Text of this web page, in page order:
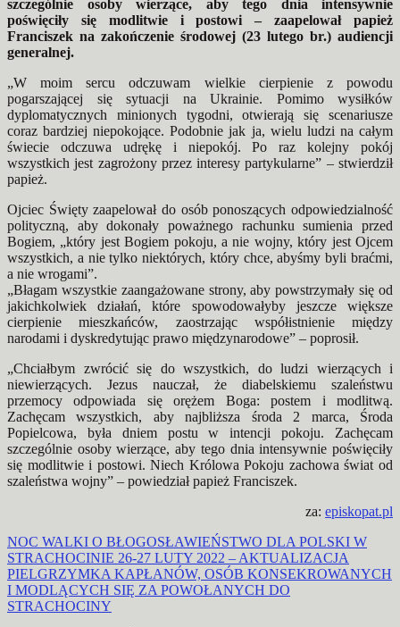
szczególnie osoby wierzące, aby tego dnia intensywnie
poświęciły się modlitwie i postowi – zaapelował papież
Franciszek na zakończenie środowej (23 lutego br.) audiencji
generalnej.
„W moim sercu odczuwam wielkie cierpienie z powodu
pogarszającej się sytuacji na Ukrainie. Pomimo wysiłków
dyplomatycznych minionych tygodni, otwierają się scenariusze
coraz bardziej niepokojące. Podobnie jak ja, wielu ludzi na całym
świecie odczuwa udrękę i niepokój. Po raz kolejny pokój
wszystkich jest zagrożony przez interesy partykularne” – stwierdził
papież.
Ojciec Święty zaapelował do osób ponoszących odpowiedzialność
polityczną, aby dokonały poważnego rachunku sumienia przed
Bogiem, „który jest Bogiem pokoju, a nie wojny, który jest Ojcem
wszystkich, a nie tylko niektórych, który chce, abyśmy byli braćmi,
a nie wrogami”.
„Błagam wszystkie zaangażowane strony, aby powstrzymały się od
jakichkolwiek działań, które spowodowałyby jeszcze większe
cierpienie mieszkańców, zaostrzając współistnienie między
narodami i dyskredytując prawo międzynarodowe” – poprosił.
„Chciałbym zwrócić się do wszystkich, do ludzi wierzących i
niewierzących. Jezus nauczał, że diabelskiemu szaleństwu
przemocy odpowiada się orężem Boga: postem i modlitwą.
Zachęcam wszystkich, aby najbliższa środa 2 marca, Środa
Popielcowa, była dniem postu w intencji pokoju. Zachęcam
szczególnie osoby wierzące, aby tego dnia intensywnie poświęciły
się modlitwie i postowi. Niech Królowa Pokoju zachowa świat od
szaleństwa wojny” – powiedział papież Franciszek.
za: episkopat.pl
Nawigacja
wpisu
NOC WALKI O BŁOGOSŁAWIEŃSTWO DLA POLSKI W
STRACHOCINIE 26-27 LUTY 2022 – AKTUALIZACJA
PIELGRZYMKA KAPŁANÓW, OSÓB KONSEKROWANYCH
I MODLĄCYCH SIĘ ZA POWOŁANYCH DO
STRACHOCINY